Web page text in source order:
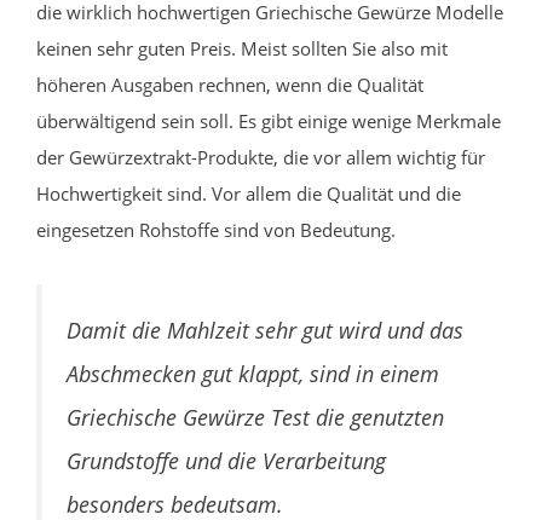
die wirklich hochwertigen Griechische Gewürze Modelle
keinen sehr guten Preis. Meist sollten Sie also mit
höheren Ausgaben rechnen, wenn die Qualität
überwältigend sein soll. Es gibt einige wenige Merkmale
der Gewürzextrakt-Produkte, die vor allem wichtig für
Hochwertigkeit sind. Vor allem die Qualität und die
eingesetzen Rohstoffe sind von Bedeutung.
Damit die Mahlzeit sehr gut wird und das
Abschmecken gut klappt, sind in einem
Griechische Gewürze Test die genutzten
Grundstoffe und die Verarbeitung
besonders bedeutsam.